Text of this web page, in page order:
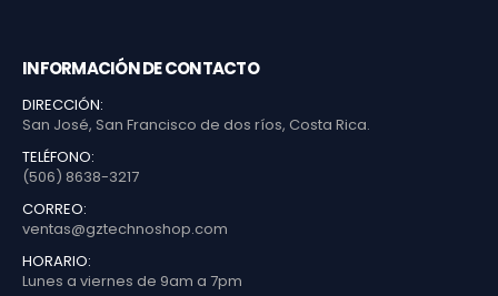
INFORMACIÓN DE CONTACTO
DIRECCIÓN:
San José, San Francisco de dos ríos, Costa Rica.
TELÉFONO:
(506) 8638-3217
CORREO:
ventas@gztechnoshop.com
HORARIO:
Lunes a viernes de 9am a 7pm